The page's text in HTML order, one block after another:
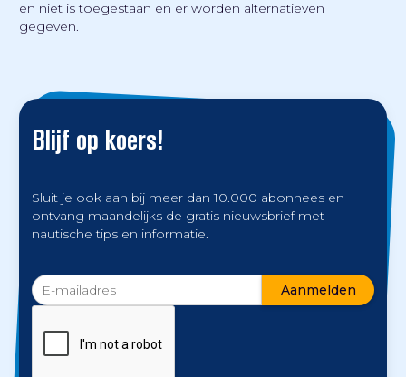
en niet is toegestaan en er worden alternatieven
gegeven.
Blijf op koers!
Sluit je ook aan bij meer dan 10.000 abonnees en
ontvang maandelijks de gratis nieuwsbrief met
nautische tips en informatie.